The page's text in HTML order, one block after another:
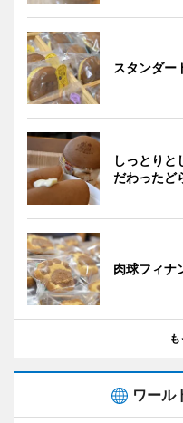
スタンダー
しっとりと
だわったど
肉球フィナ
ワール